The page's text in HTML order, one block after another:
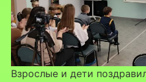
Взрослые и дети